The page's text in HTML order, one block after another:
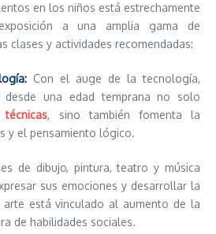
en los niños está estrechamente
a una amplia gama de
clases y actividades recomendadas:
Con el auge de la tecnología,
desde una edad temprana no solo
técnicas, sino también fomenta la
y el pensamiento lógico.
de dibujo, pintura, teatro y música
sus emociones y desarrollar la
arte está vinculado al aumento de la
de habilidades sociales.